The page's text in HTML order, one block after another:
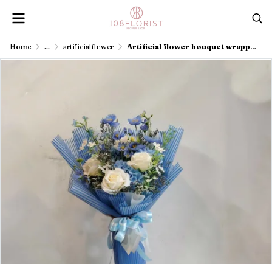
Home ... artificialflower Artificial flower bouquet wrapped in blue